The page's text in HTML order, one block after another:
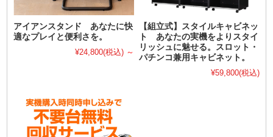
アイアンスタンド あなたに快
適なプレイと便利さを。
¥24,800(税込) ～
【組立式】スタイルキャビネッ
ト あなたの実機をよりスタイ
リッシュに魅せる。スロット・
パチンコ兼用キャビネット。
¥59,800(税込)